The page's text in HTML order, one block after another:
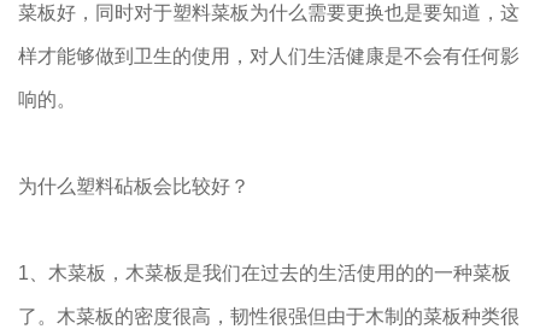
菜板好，同时对于塑料菜板为什么需要更换也是要知道，这
样才能够做到卫生的使用，对人们生活健康是不会有任何影
响的。
为什么塑料砧板会比较好？
1、木菜板，木菜板是我们在过去的生活使用的的一种菜板
了。木菜板的密度很高，韧性很强但由于木制的菜板种类很